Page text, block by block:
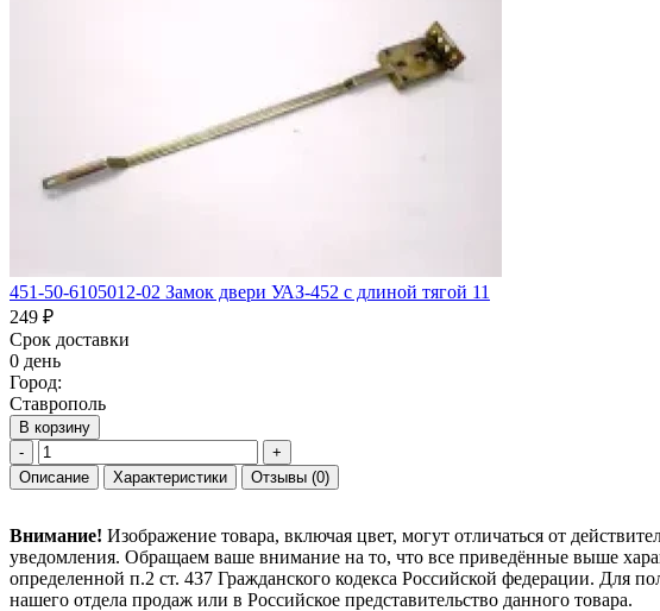
451-50-6105012-02 Замок двери УАЗ-452 с длиной тягой 11
249 ₽
Срок доставки
0 день
Город:
Ставрополь
В корзину
-
+
Описание
Характеристики Отзывы (0)
Внимание! Изображение товара, включая цвет, могут отличаться от
уведомления. Обращаем ваше внимание на то, что все приведённые выше
определенной п.2 ст. 437 Гражданского кодекса Российской федерации. Для
нашего отдела продаж или в Российское представительство данного товара.